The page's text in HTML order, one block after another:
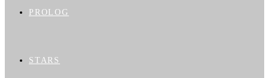
PROLOG
STARS